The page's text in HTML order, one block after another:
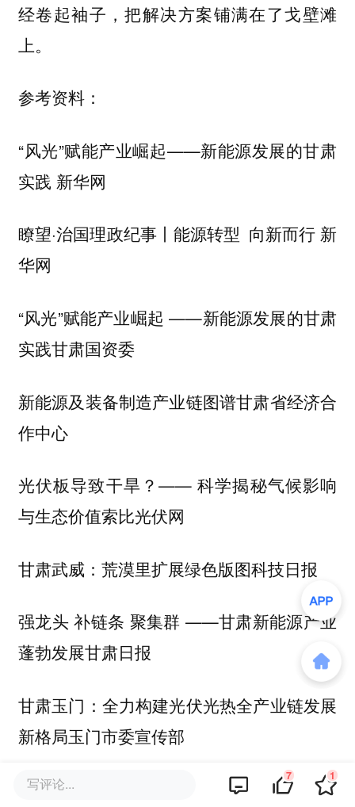
经卷起袖子，把解决方案铺满在了戈壁滩
上。
参考资料：
“风光”赋能产业崛起——新能源发展的甘肃
实践 新华网
瞭望·治国理政纪事丨能源转型 向新而行 新
华网
“风光”赋能产业崛起 ——新能源发展的甘肃
实践甘肃国资委
新能源及装备制造产业链图谱甘肃省经济合
作中心
光伏板导致干旱？—— 科学揭秘气候影响
与生态价值索比光伏网
甘肃武威：荒漠里扩展绿色版图科技日报
强龙头 补链条 聚集群 ——甘肃新能源产业
蓬勃发展甘肃日报
甘肃玉门：全力构建光伏光热全产业链发展
新格局玉门市委宣传部
亿利洁能：甘肃武威50万千瓦“立体光伏治
写评论... 7 1